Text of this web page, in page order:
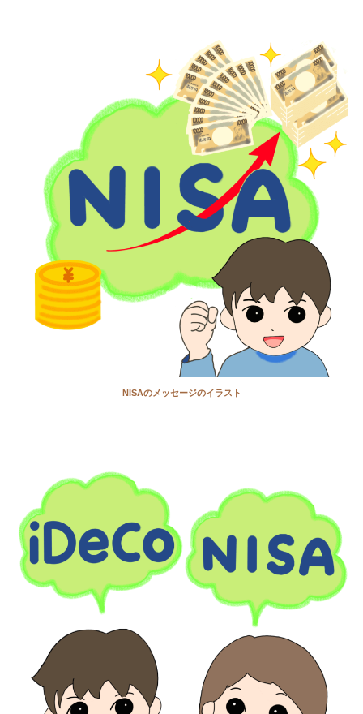
NISAのメッセージのイラスト